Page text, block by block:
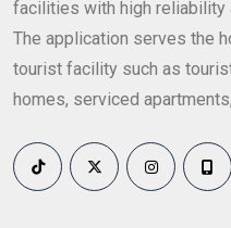
facilities with high reliability
The application serves the
tourist facility such as
homes, serviced